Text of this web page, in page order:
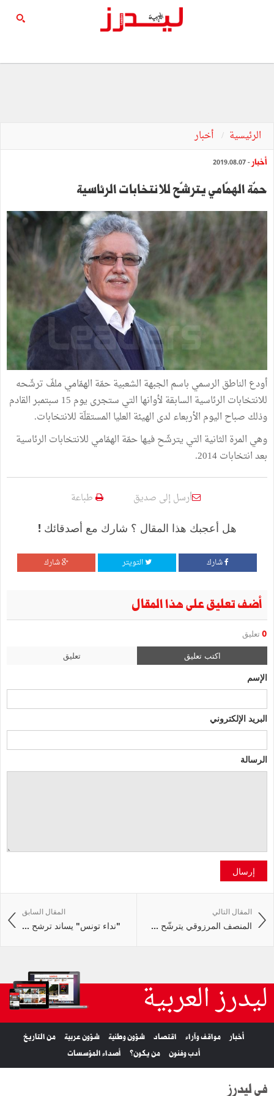
الرئيسية أخبار
أخبار - 2019.08.07
حمّة الهمّامي يترشّح للانتخابات الرئاسية
أودع الناطق الرسمي باسم الجبهة الشعبية حمّة الهمّامي ملفّ ترشّحه
للانتخابات الرئاسية السابقة لأوانها التي ستجرى يوم 15 سبتمبر القادم
وذلك صباح اليوم الأربعاء لدى الهيئة العليا المستقلّة للانتخابات.
وهي المرة الثانية التي يترشّح فيها حمّة الهمّامي للانتخابات الرئاسية
بعد انتخابات 2014.
أرسل إلى صديق طباعة
هل أعجبك هذا المقال ؟ شارك مع أصدقائك !
شارك التويتر شارك
أضف تعليق على هذا المقال
0 تعليق
اكتب تعليق تعليق
الإسم
البريد الإلكتروني
الرسالة
إرسال
المقال السابق
"نداء تونس" يساند ترشح ...
المقال التالي
المنصف المرزوقي يترشّح ...
ليدرز العربية
أخبار مواقف وآراء اقتصاد شؤون وطنية شؤون عربية
من التاريخ
أدب وفنون
من يكون؟ أصداء المؤسسات
في ليدرز